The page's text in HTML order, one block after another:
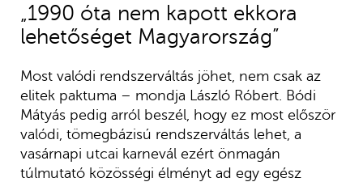
„1990 óta nem kapott ekkora
lehetőséget Magyarország”
Most valódi rendszerváltás jöhet, nem csak az
elitek paktuma – mondja László Róbert. Bódi
Mátyás pedig arról beszél, hogy ez most először
valódi, tömegbázisú rendszerváltás lehet, a
vasárnapi utcai karnevál ezért önmagán
túlmutató közösségi élményt ad egy egész